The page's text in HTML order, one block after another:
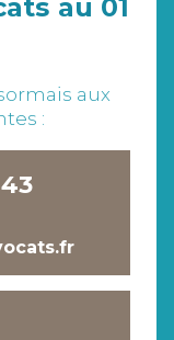
au 01
aux
: